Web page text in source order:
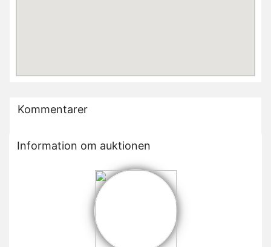
Kommentarer
Information om auktionen